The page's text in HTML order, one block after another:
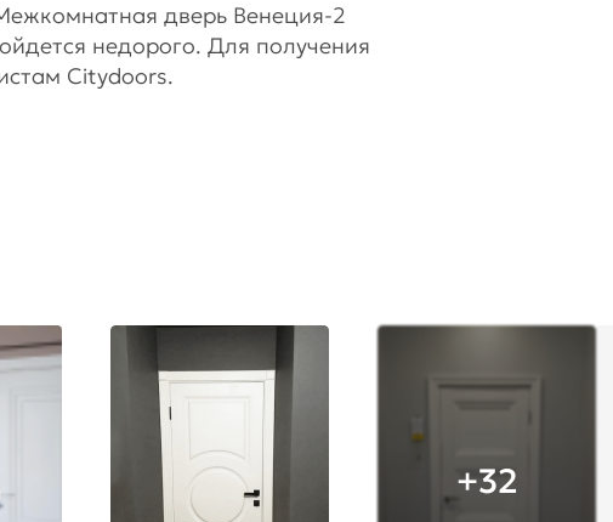
дверь Венеция-2
недорого. Для получения
Citydoors.
+32